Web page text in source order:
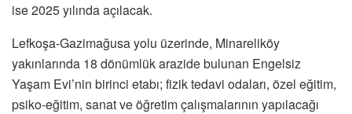
ise 2025 yılında açılacak.
Lefkoşa-Gazimağusa yolu üzerinde, Minareliköy
yakınlarında 18 dönümlük arazide bulunan Engelsiz
Yaşam Evi’nin birinci etabı; fizik tedavi odaları, özel eğitim,
psiko-eğitim, sanat ve öğretim çalışmalarının yapılacağı